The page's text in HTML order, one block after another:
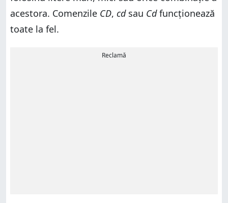
acestora. Comenzile CD, cdsau Cdfuncționează
toate la fel.
Reclamă